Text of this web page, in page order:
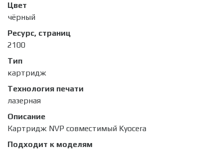
Цвет
чёрный
Ресурс, страниц
2100
Тип
картридж
Технология печати
лазерная
Описание
Картридж NVP совместимый Kyocera
Подходит к моделям